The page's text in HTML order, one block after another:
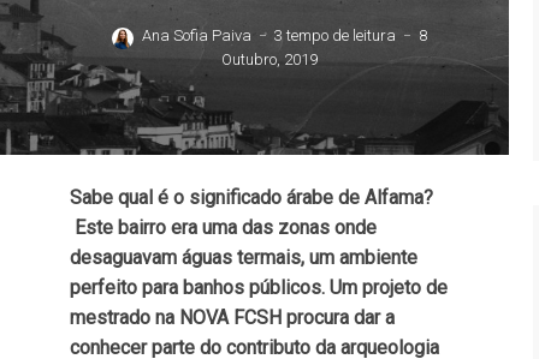
Ana Sofia Paiva 3 tempo de leitura
8
Outubro, 2019
Sabe qual é o significado árabe de Alfama?
Este bairro era uma das zonas onde
desaguavam águas termais, um ambiente
perfeito para banhos públicos. Um projeto de
mestrado na NOVA FCSH procura dar a
conhecer parte do contributo da arqueologia